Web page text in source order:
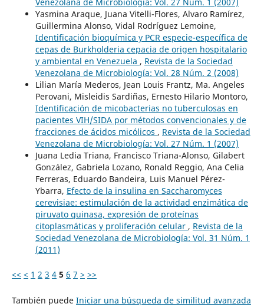
Yasmina Araque, Juana Vitelli-Flores, Alvaro Ramírez,
Guillermina Alonso, Vidal Rodríguez Lemoine,
Identificación bioquímica y PCR especie-específica de
cepas de Burkholderia cepacia de origen hospitalario
y ambiental en Venezuela , Revista de la Sociedad
Venezolana de Microbiología: Vol. 28 Núm. 2 (2008)
Lilian María Mederos, Jean Louis Frantz, Ma. Angeles
Perovani, Misleidis Sardiñas, Ernesto Hilario Montoro,
Identificación de micobacterias no tuberculosas en
pacientes VIH/SIDA por métodos convencionales y de
fracciones de ácidos micólicos , Revista de la Sociedad
Venezolana de Microbiología: Vol. 27 Núm. 1 (2007)
Juana Ledia Triana, Francisco Triana-Alonso, Gilabert
González, Gabriela Lozano, Ronald Reggio, Ana Celia
Ferreras, Eduardo Bandeira, Luis Manuel Pérez-
Ybarra, Efecto de la insulina en Saccharomyces
cerevisiae: estimulación de la actividad enzimática de
piruvato quinasa, expresión de proteínas
citoplasmáticas y proliferación celular , Revista de la
Sociedad Venezolana de Microbiología: Vol. 31 Núm. 1
(2011)
<< < 1 2 3 4 5 6 7 > >>
También puede Iniciar una búsqueda de similitud avanzada